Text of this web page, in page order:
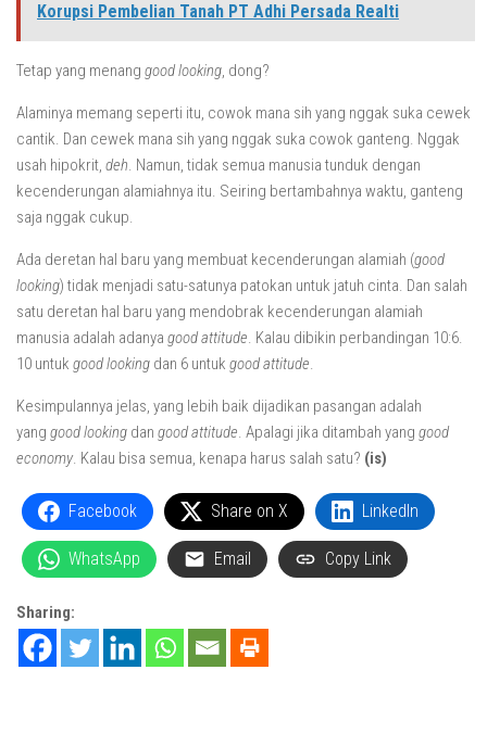
Korupsi Pembelian Tanah PT Adhi Persada Realti
Tetap yang menang good looking, dong?
Alaminya memang seperti itu, cowok mana sih yang nggak suka cewek
cantik. Dan cewek mana sih yang nggak suka cowok ganteng. Nggak
usah hipokrit, deh. Namun, tidak semua manusia tunduk dengan
kecenderungan alamiahnya itu. Seiring bertambahnya waktu, ganteng
saja nggak cukup.
Ada deretan hal baru yang membuat kecenderungan alamiah (good
looking) tidak menjadi satu-satunya patokan untuk jatuh cinta. Dan salah
satu deretan hal baru yang mendobrak kecenderungan alamiah
manusia adalah adanya good attitude. Kalau dibikin perbandingan 10:6.
10 untuk good looking dan 6 untuk good attitude.
Kesimpulannya jelas, yang lebih baik dijadikan pasangan adalah
yang good looking dan good attitude. Apalagi jika ditambah yang good
economy. Kalau bisa semua, kenapa harus salah satu? (is)
Facebook Share on X LinkedIn
WhatsApp Email Copy Link
Sharing: